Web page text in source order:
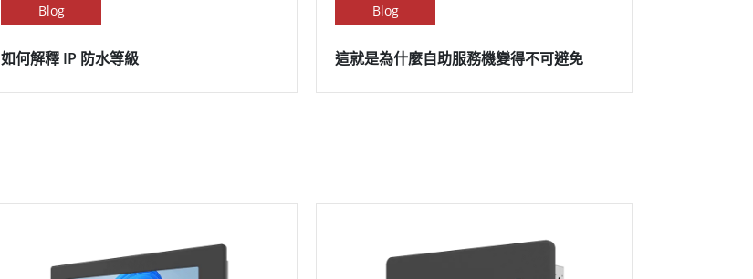
Blog
如何解釋 IP 防水等級
Blog
這就是為什麼自助服務機變得不可避免